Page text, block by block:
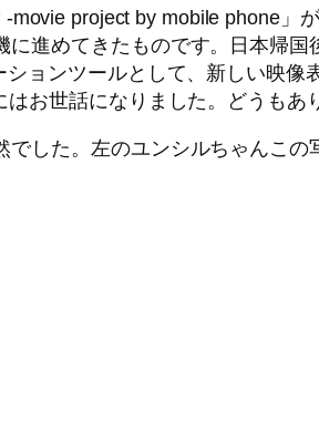
project by mobile phone」
進めてきたものです。日本帰
ョンツールとして、新しい映
はお世話になりました。どうもあ
した。左のユンシルちゃんこ